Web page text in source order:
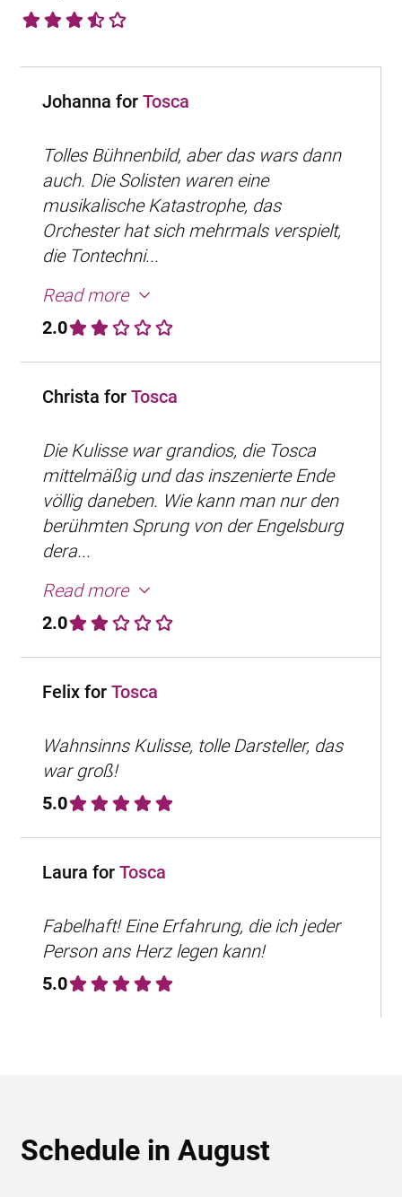
Johanna for Tosca
Tolles Bühnenbild, aber das wars dann
auch. Die Solisten waren eine
musikalische Katastrophe, das
Orchester hat sich mehrmals verspielt,
die Tontechni...
Read more
2.0
Christa for Tosca
Die Kulisse war grandios, die Tosca
mittelmäßig und das inszenierte Ende
völlig daneben. Wie kann man nur den
berühmten Sprung von der Engelsburg
dera...
Read more
2.0
Felix for Tosca
Wahnsinns Kulisse, tolle Darsteller, das
war groß!
5.0
Laura for Tosca
Fabelhaft! Eine Erfahrung, die ich jeder
Person ans Herz legen kann!
5.0
Schedule in August